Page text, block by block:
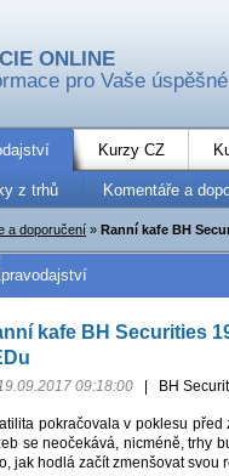
ONLINE
pro Vaše
Kurzy CZ
z trhů Komentáře a
a doporučení » Ranní kafe BH
kafe BH Securities
09:18:00 BH
pokračovala v poklesu
se neočekává, nicméně, trhy
jak hodlá začít zmenšovat svou